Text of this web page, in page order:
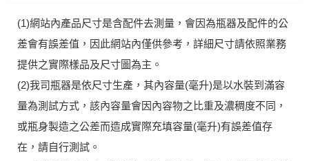
(1)網站內產品尺寸是含配件去測量，會因為瓶器及配件的公
差會有誤差值，因此網站內僅供參考，詳細尺寸請依照業務
提供之實際樣品及尺寸圖為主。
(2)我司瓶器是依尺寸生產，其內容量(毫升)是以水裝到滿容
量為測試方式，該內容量會因內容物之比重及濃稠度不同，
或瓶身製造之公差而造成實際充填容量(毫升)有誤差值存
在，請自行測試。